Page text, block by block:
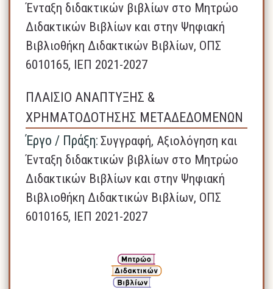
Ένταξη διδακτικών βιβλίων στο Μητρώο
Διδακτικών Βιβλίων και στην Ψηφιακή
Βιβλιοθήκη Διδακτικών Βιβλίων, ΟΠΣ
6010165, ΙΕΠ 2021-2027
ΠΛΑΙΣΙΟ ΑΝΑΠΤΥΞΗΣ &
ΧΡΗΜΑΤΟΔΟΤΗΣΗΣ ΜΕΤΑΔΕΔΟΜΕΝΩΝ
Έργο / Πράξη: Συγγραφή, Αξιολόγηση και
Ένταξη διδακτικών βιβλίων στο Μητρώο
Διδακτικών Βιβλίων και στην Ψηφιακή
Βιβλιοθήκη Διδακτικών Βιβλίων, ΟΠΣ
6010165, ΙΕΠ 2021-2027